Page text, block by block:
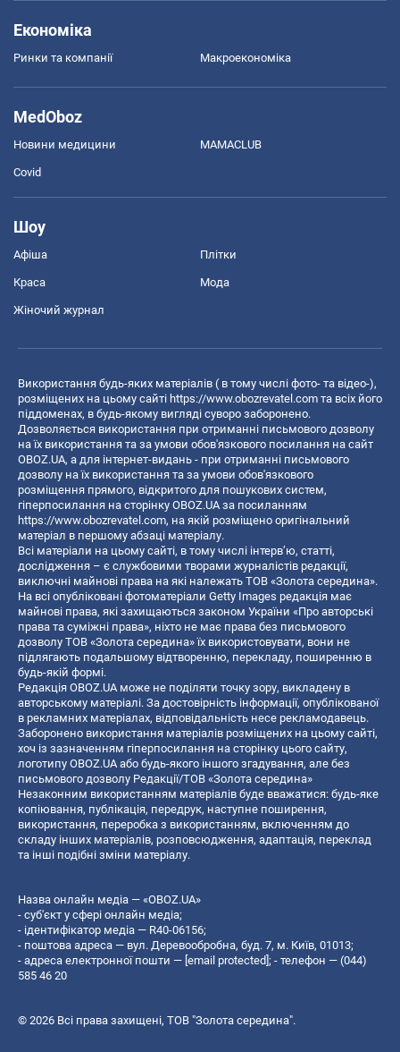
Економіка
Ринки та компанії Макроекономіка
MedOboz
Новини медицини MAMACLUB
Covid
Шоу
Афіша Плітки
Краса Мода
Жіночий журнал
Використання будь-яких матеріалів ( в тому числі фото- та відео-),
розміщених на цьому сайті https://www.obozrevatel.com та всіх його
піддоменах, в будь-якому вигляді суворо заборонено.
Дозволяється використання при отриманні письмового дозволу
на їх використання та за умови обов'язкового посилання на сайт
OBOZ.UA, а для інтернет-видань - при отриманні письмового
дозволу на їх використання та за умови обов'язкового
розміщення прямого, відкритого для пошукових систем,
гіперпосилання на сторінку OBOZ.UA за посиланням
https://www.obozrevatel.com, на якій розміщено оригінальний
матеріал в першому абзаці матеріалу.
Всі матеріали на цьому сайті, в тому числі інтерв’ю, статті,
дослідження – є службовими творами журналістів редакції,
виключні майнові права на які належать ТОВ «Золота середина».
На всі опубліковані фотоматеріали Getty Images редакція має
майнові права, які захищаються законом України «Про авторські
права та суміжні права», ніхто не має права без письмового
дозволу ТОВ «Золота середина» їх використовувати, вони не
підлягають подальшому відтворенню, перекладу, поширенню в
будь-якій формі.
Редакція OBOZ.UA може не поділяти точку зору, викладену в
авторському матеріалі. За достовірність інформації, опублікованої
в рекламних матеріалах, відповідальність несе рекламодавець.
Заборонено використання матеріалів розміщених на цьому сайті,
хоч із зазначенням гіперпосилання на сторінку цього сайту,
логотипу OBOZ.UA або будь-якого іншого згадування, але без
письмового дозволу Редакції/ТОВ «Золота середина»
Незаконним використанням матеріалів буде вважатися: будь-яке
копiювання, публiкацiя, передрук, наступне поширення,
використання, переробка з використанням, включенням до
складу інших матеріалів, розповсюдження, адаптація, переклад
та інші подібні зміни матеріалу.
Назва онлайн медіа — «OBOZ.UA»
- суб'єкт у сфері онлайн медіа;
- ідентифікатор медіа — R40-06156;
- поштова адреса — вул. Деревообробна, буд. 7, м. Київ, 01013;
- адреса електронної пошти — [email protected]; - телефон — (044)
585 46 20
© 2026 Всі права захищені, ТОВ "Золота середина".